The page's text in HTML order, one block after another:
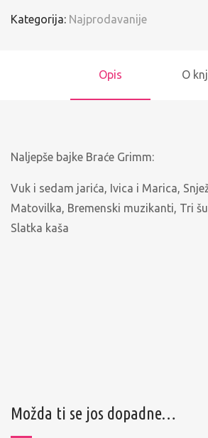
Kategorija: Najprodavanije
Opis O
Naljepše bajke Braće Grimm:
Vuk i sedam jarića, Ivica i Marica,
Matovilka, Bremenski muzikanti, Tri
Slatka kaša
Možda ti se jos dopadne…